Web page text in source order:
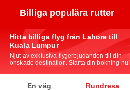
Billiga populära rutter
Hitta billiga flyg från Lahore till
Kuala Lumpur
Njut av exklusiva flygerbjudanden till din
önskade destination. Starta din bokning nu!
En väg Rundresa